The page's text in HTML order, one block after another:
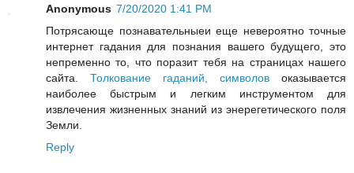
Anonymous 7/20/2020 1:41 PM
Потрясающе познавательныеи еще невероятно точные
интернет гадания для познания вашего будущего, это
непременно то, что поразит тебя на страницах нашего
сайта. Толкование гаданий, символов оказывается
наиболее быстрым и легким инструментом для
извлечения жизненных знаний из энерегетического поля
Земли.
Reply